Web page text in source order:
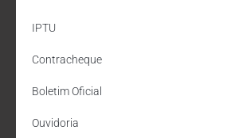
IPTU
Contracheque
Boletim Oficial
Ouvidoria